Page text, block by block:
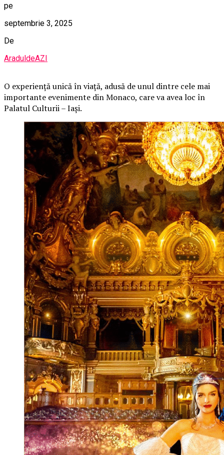
pe
septembrie 3, 2025
De
AraduldeAZI
O experiență unică în viață, adusă de unul dintre cele mai
importante evenimente din Monaco, care va avea loc în
Palatul Culturii – Iași.